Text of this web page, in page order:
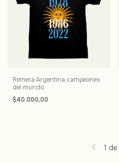
Remera Argentina campeones
del mundo
$40.000,00
1 de